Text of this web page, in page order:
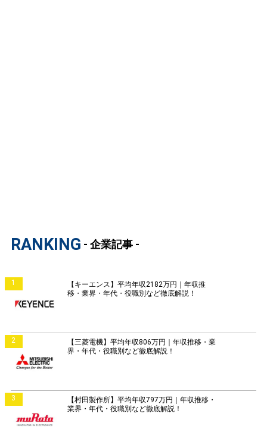
RANKING - 企業記事 -
1
【キーエンス】平均年収2182万円｜年収推
移・業界・年代・役職別など徹底解説！
2
【三菱電機】平均年収806万円｜年収推移・業
界・年代・役職別など徹底解説！
3
【村田製作所】平均年収797万円｜年収推移・
業界・年代・役職別など徹底解説！